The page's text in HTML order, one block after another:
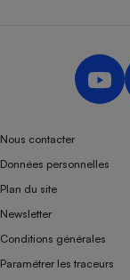
Nous contacter
Données personnelles
Plan du site
Newsletter
Conditions générales
Paramétrer les traceurs